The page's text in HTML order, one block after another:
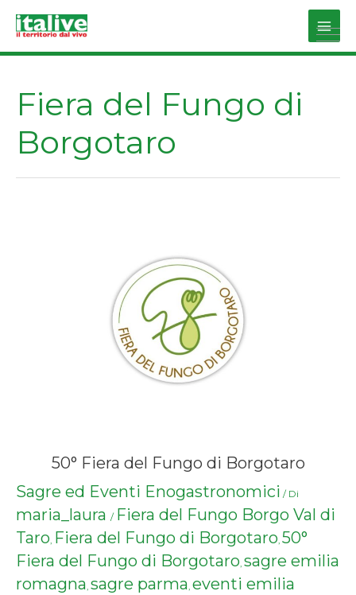
Main
Fiera del Fungo di
Borgotaro
50° Fiera del Fungo di Borgotaro
Sagre ed Eventi Enogastronomici / Di
maria_laura / Fiera del Fungo Borgo Val di
Taro, Fiera del Fungo di Borgotaro, 50°
Fiera del Fungo di Borgotaro, sagre emilia
romagna, sagre parma, eventi emilia